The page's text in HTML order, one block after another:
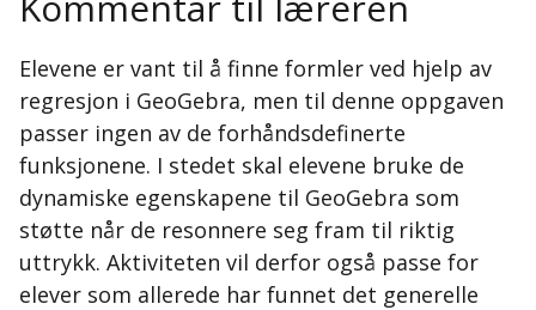
Elevene er vant til å finne formler ved hjelp av
regresjon i GeoGebra, men til denne oppgaven
passer ingen av de forhåndsdefinerte
funksjonene. I stedet skal elevene bruke de
dynamiske egenskapene til GeoGebra som
støtte når de resonnere seg fram til riktig
uttrykk. Aktiviteten vil derfor også passe for
elever som allerede har funnet det generelle